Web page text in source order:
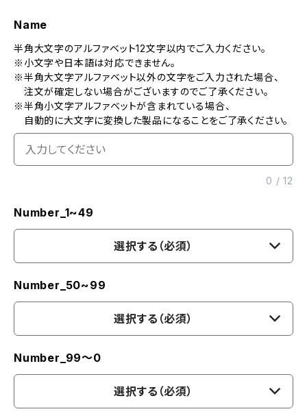
Name
半角大文字のアルファベット12文字以内でご入力ください。
※小文字や日本語は対応できません。
※半角大文字アルファベット以外の文字をご入力された場合、
注文が確定しない場合がございますのでご了承ください。
※半角小文字アルファベットが含まれている場合、
自動的に大文字に変換した製品になることをご了承ください。
0 /12
Number_1~49
選択する（必須）
Number_50~99
選択する（必須）
Number_99〜0
選択する（必須）